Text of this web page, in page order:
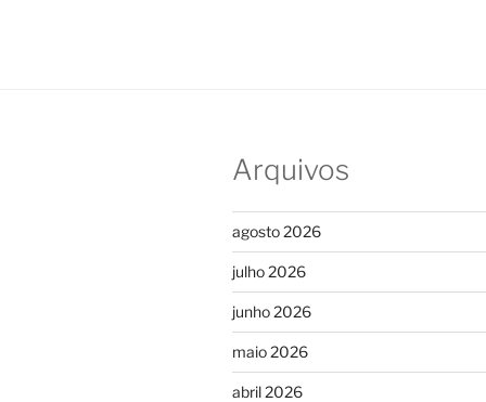
Arquivos
agosto 2026
julho 2026
junho 2026
maio 2026
abril 2026